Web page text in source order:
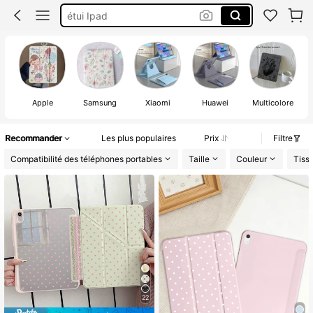
étui Ipad
Ipad Case
Apple Samsung Xiaomi Huawei Multicolore
Recommander Les plus populaires Prix
Filtre
Compatibilité des téléphones portables
Taille Couleur
22